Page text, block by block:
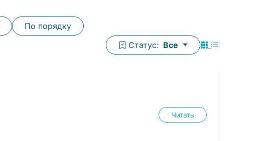
По порядку
Статус: Все
Читать